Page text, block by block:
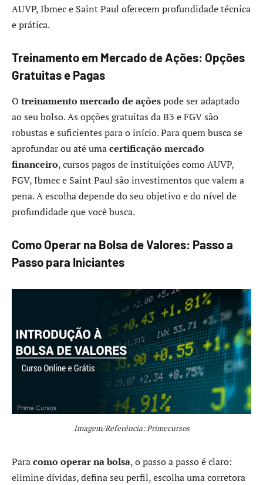
AUVP, Ibmec e Saint Paul oferecem profundidade técnica
e prática.
Treinamento em Mercado de Ações: Opções
Gratuitas e Pagas
O treinamento mercado de açõespode ser adaptado
ao seu bolso. As opções gratuitas da B3 e FGV são
robustas e suficientes para o início. Para quem busca se
aprofundar ou até umacertificação mercado
financeiro, cursos pagos de instituições como AUVP,
FGV, Ibmec e Saint Paul são investimentos que valem a
pena. A escolha depende do seu objetivo e do nível de
profundidade que você busca.
Como Operar na Bolsa de Valores: Passo a
Passo para Iniciantes
Imagem/Referência: Primecursos
Paracomo operar na bolsa, o passo a passo é claro:
elimine dívidas, defina seu perfil, escolha uma corretora